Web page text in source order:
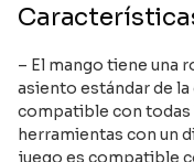
– El mango tiene una
asiento estándar de la
compatible con todas
herramientas con un
juego es compatible